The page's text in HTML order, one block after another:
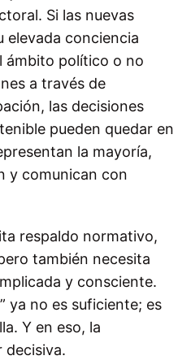
Si las nuevas
elevada conciencia
ámbito político o no
a través de
las decisiones
pueden quedar en
la mayoría,
y comunican con
respaldo normativo,
también necesita
y consciente.
ya no es suficiente; es
Y en eso, la
decisiva.